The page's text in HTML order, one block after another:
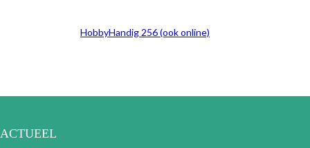
HobbyHandig 256 (ook online)
ACTUEEL